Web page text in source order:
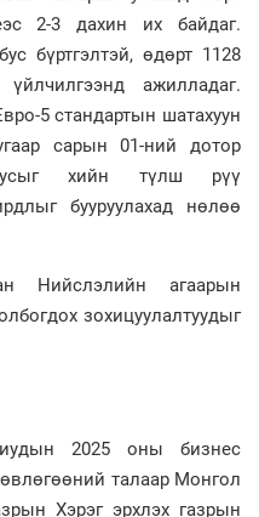
2-3 дахин их байдаг.
бүртгэлтэй, өдөрт 1128
ажилладаг.
5 стандартын шатахуун
сарын 01-ний дотор
хийн түлш рүү
бууруулахад нөлөө
Нийслэлийн агаарын
зохицуулалтуудыг
2025 оны бизнес
талаар Монгол
Хэрэг эрхлэх газрын